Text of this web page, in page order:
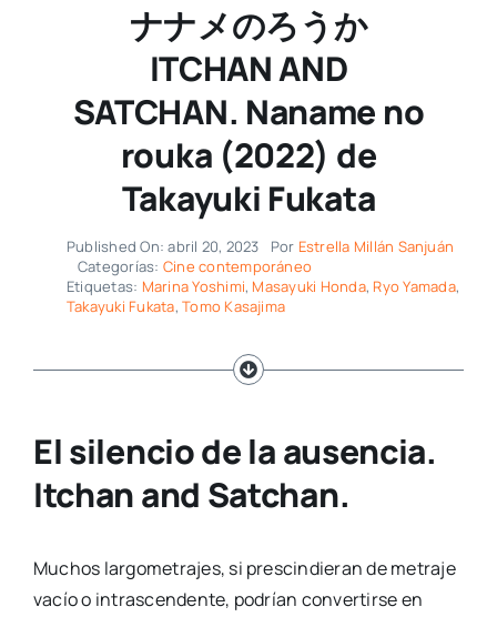
ナナメのろうか
ITCHAN AND
SATCHAN. Naname no
rouka (2022) de
Takayuki Fukata
Published On: abril 20, 2023 Por Estrella Millán Sanjuán
Categorías: Cine contemporáneo
Etiquetas: Marina Yoshimi, Masayuki Honda, Ryo Yamada,
Takayuki Fukata,Tomo Kasajima
El silencio de la ausencia.
Itchan and Satchan.
Muchos largometrajes, si prescindieran de metraje
vacío o intrascendente, podrían convertirse en